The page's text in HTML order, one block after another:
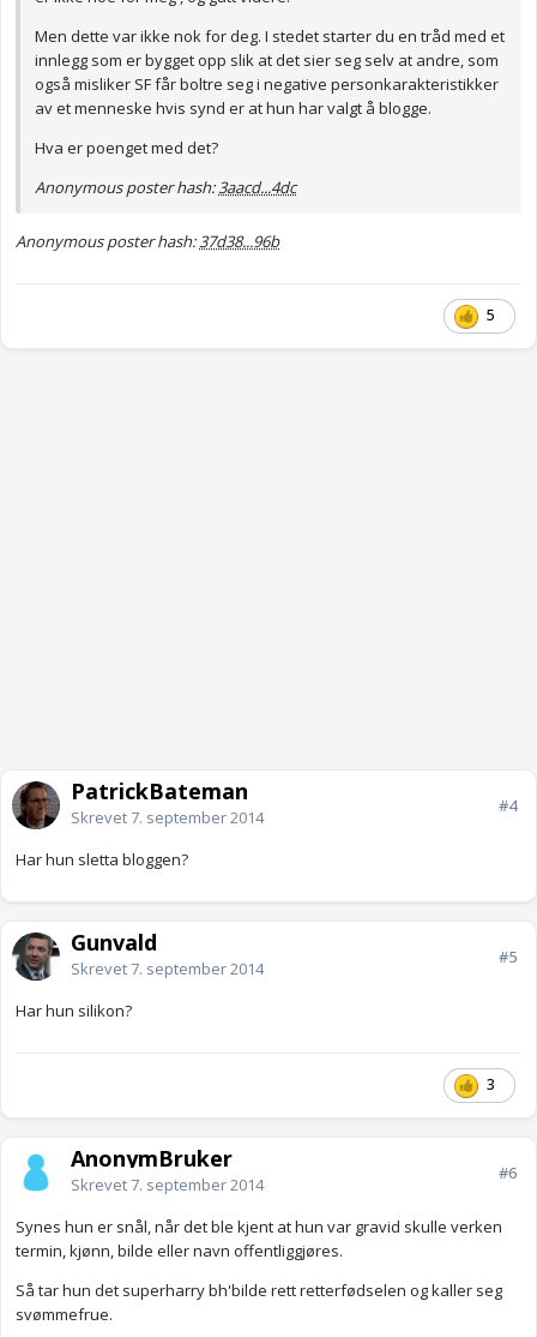
Men dette var ikke nok for deg. I stedet starter du en tråd med et
innlegg som er bygget opp slik at det sier seg selv at andre, som
også misliker SF får boltre seg i negative personkarakteristikker
av et menneske hvis synd er at hun har valgt å blogge.
Hva er poenget med det?
Anonymous poster hash:3aacd...4dc
Anonymous poster hash:37d38...96b
5
PatrickBateman_
Skrevet7. september 2014
#4
Har hun sletta bloggen?
Gunvald
Skrevet7. september 2014
#5
Har hun silikon?
3
AnonymBruker
Skrevet7. september 2014
#6
Synes hun er snål, når det ble kjent at hun var gravid skulle verken
termin, kjønn, bilde eller navn offentliggjøres.
Så tar hun det superharry bh'bilde rett retterfødselen og kaller seg
svømmefrue.